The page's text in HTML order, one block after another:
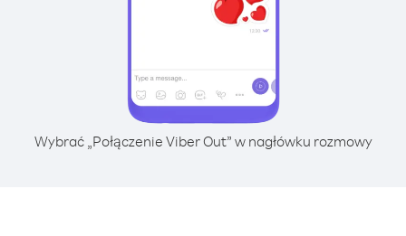
Wybrać „Połączenie Viber Out” w nagłówku rozmowy